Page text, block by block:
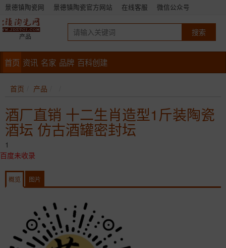
景德镇陶瓷网 景德镇陶瓷官方网站 在线客服 微信公众号
产品
首页 资讯 名家 品牌 百科创建
首页 产品
酒厂直销 十二生肖造型1斤装陶瓷
酒坛 仿古酒罐密封坛
1
百度未收录
概览 图片